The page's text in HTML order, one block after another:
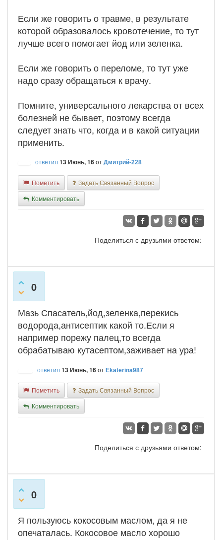
Если же говорить о травме, в результате
которой образовалось кровотечение, то тут
лучше всего помогает йод или зеленка.
Если же говорить о переломе, то тут уже
надо сразу обращаться к врачу.
Помните, универсального лекарства от всех
болезней не бывает, поэтому всегда
следует знать что, когда и в какой ситуации
применить.
ответил13 Июнь, 16от Дмитрий-228
Пометить
Задать Связанный Вопрос
Комментировать
Поделиться с друзьями ответом:
0
Мазь Спасатель,йод,зеленка,перекись
водорода,антисептик какой то.Если я
например порежу палец,то всегда
обрабатываю кутасептом,заживает на ура!
ответил13 Июнь, 16от Ekaterina987
Пометить
Задать Связанный Вопрос
Комментировать
Поделиться с друзьями ответом:
0
Я пользуюсь кокосовым маслом, да я не
опечаталась. Кокосовое масло хорошо